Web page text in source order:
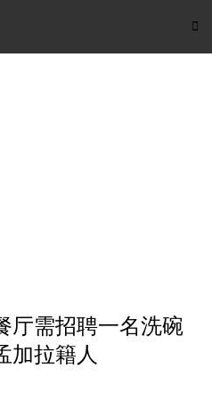

厅需招聘一名洗碗
加拉籍人